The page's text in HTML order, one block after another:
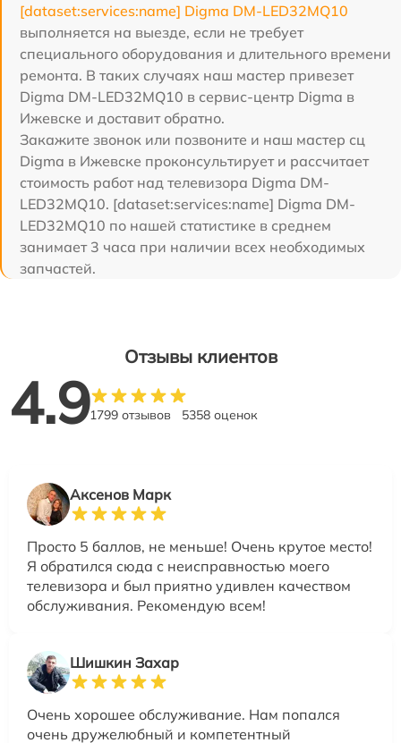
[dataset:services:name] Digma DM-LED32MQ10
выполняется на выезде, если не требует
специального оборудования и длительного времени
ремонта. В таких случаях наш мастер привезет
Digma DM-LED32MQ10 в сервис-центр Digma в
Ижевске и доставит обратно.
Закажите звонок или позвоните и наш мастер сц
Digma в Ижевске проконсультирует и рассчитает
стоимость работ над телевизора Digma DM-
LED32MQ10. [dataset:services:name] Digma DM-
LED32MQ10 по нашей статистике в среднем
занимает 3 часа при наличии всех необходимых
запчастей.
Отзывы клиентов
4.91799 отзывов 5358 оценок
Аксенов Марк
Просто 5 баллов, не меньше! Очень крутое место!
Я обратился сюда с неисправностью моего
телевизора и был приятно удивлен качеством
обслуживания. Рекомендую всем!
Шишкин Захар
Очень хорошее обслуживание. Нам попался
очень дружелюбный и компетентный